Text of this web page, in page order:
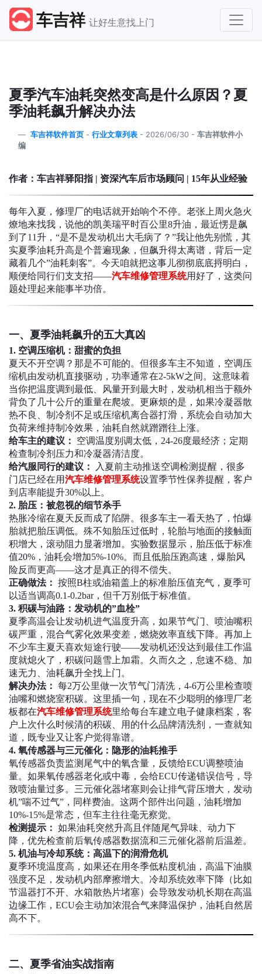
车吉祥 让好生意找上门
夏季汽车油耗突然变高是什么原因？夏
季油耗飙升解决办法
车吉祥软件首页 - 行业文章列表 - 2026/06/30 - 车吉祥软件小
编
作者：车吉祥驿阳指 | 资深汽车后市场顾问 | 15年从业经验
每年入夏，修理厂的电话就开始响个不停。老张上周火急火
燎地来找我，说他的凯美瑞平时百公里8升油，最近愣是飙
到了11升，“是不是发动机出大毛病了？”我让他先别慌，其
实夏季油耗升高是个普遍现象，但飙升得太离谱，背后一定
藏着几个”油耗刺客”。今天咱就把这事儿彻彻底底捋明白，
顺便给同行们支支招——汽车维修管理系统用好了，这类问
题处理起来能事半功倍。
一、夏季油耗飙升的五大真凶
1. 空调压缩机：甜蜜的负担
夏天不开空调？那是不可能的。但很多车主不知道，空调压
缩机由发动机直接驱动，功率通常在2-5kW之间。这意味着
当你把温度调到最低、风量开到最大时，发动机相当于额外
背负了几十公斤的重量在爬坡。更麻烦的是，如果冷凝器散
热不良、制冷剂不足或压缩机离合器打滑，系统会自动加大
负荷来维持制冷效果，油耗自然就蹭蹭往上涨。
给车主的建议：
空调温度别调太低，24-26度最经济；定期
检查制冷剂压力和冷凝器清洁度。
给汽服同行的建议：
入夏前主动推送空调检测提醒，很多
门店已经在用汽车维修管理系统设置季节性保养提醒，客户
到店率能提升30%以上。
2. 胎压：被忽视的细节杀手
热胀冷缩在夏天反而成了陷阱。很多车主一看天热了，怕爆
胎就把胎压调低。殊不知胎压过低时，轮胎与地面的接触面
积增大，滚动阻力显著增加。实验数据显示，胎压低于标准
值20%，油耗会增加5%-10%。而且低胎压跑高速，爆胎风
险反而更高——这才是真正的得不偿失。
正确做法： 按照B柱或油箱盖上的标准胎压值充气，夏季可
以适当调高0.1-0.2bar，但千万别低于标准值。
3. 积碳与油路：发动机的”血栓”
夏季高温会让发动机进气温度升高，如果节气门、喷油嘴积
碳严重，混合气雾化效果变差，燃烧效率直线下降。再加上
不少车主夏天喜欢短途行驶——发动机还没达到最佳工作温
度就熄火了，积碳问题雪上加霜。久而久之，怠速不稳、加
速无力、油耗飙升全找上门。
解决办法： 每2万公里做一次节气门清洗，4-6万公里检查喷
油嘴和燃烧室积碳。这里插一句，现在不少聪明的修理厂老
板都在汽车维修管理系统里给每台车建立电子健康档案，客
户上次什么时候清的积碳、用的什么品牌清洗剂，一查就知
道，既专业又让客户觉得靠谱。
4. 氧传感器与三元催化：隐形的油耗推手
氧传感器负责监测尾气中的氧含量，反馈给ECU调整喷油
量。如果氧传感器老化或中毒，会给ECU传递错误信号，导
致喷油量过多。三元催化器堵塞则会让排气背压增大，发动
机”喘不过气”，同样费油。这两个部件出问题，油耗增加
10%-15%是常态，但车主往往毫无察觉。
检测提示： 如果油耗突然升高且伴随尾气异味、动力下
降，优先检查前后氧传感器数据流和三元催化器前后温差。
5. 机油与冷却系统：高温下的润滑危机
夏季环境温度高，如果还在用冬季低粘度机油，高温下油膜
强度不足，发动机内部摩擦增大。冷却系统效率下降（比如
节温器打不开、水箱散热片堵塞）会导致发动机长期在高温
边缘工作，ECU会主动加浓混合气来降温保护，油耗自然居
高不下。
二、夏季省油实战指南